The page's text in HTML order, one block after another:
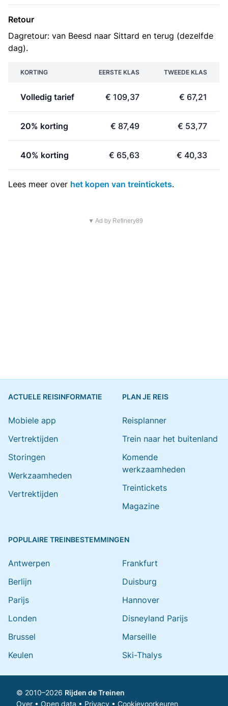
Retour
Dagretour: van Beesd naar Sittard en terug (dezelfde
dag).
KORTING EERSTE KLAS TWEEDE KLAS
Volledig tarief € 109,37 € 67,21
20% korting € 87,49 € 53,77
40% korting € 65,63 € 40,33
Lees meer over het kopen van treintickets.
▼ Ad by Refinery89
ACTUELE REISINFORMATIE
Mobiele app
Vertrektijden
Storingen
Werkzaamheden
Vertrektijden
PLAN JE REIS
Reisplanner
Trein naar het buitenland
Komende
werkzaamheden
Treintickets
Magazine
POPULAIRE TREINBESTEMMINGEN
Antwerpen
Berlijn
Parijs
Londen
Brussel
Keulen
Frankfurt
Duisburg
Hannover
Disneyland Parijs
Marseille
Ski-Thalys
© 2010–2026 Rijden de Treinen
Over • Open data • Privacy • Cookievoorkeuren